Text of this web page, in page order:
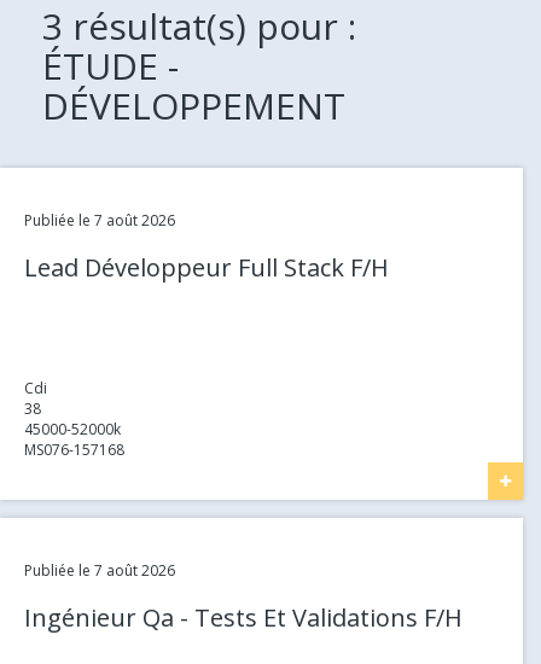
3 résultat(s) pour :
ÉTUDE -
DÉVELOPPEMENT
Publiée le 7 août 2026
Lead Développeur Full Stack F/H
Cdi
38
45000-52000k
MS076-157168
Publiée le 7 août 2026
Ingénieur Qa - Tests Et Validations F/H